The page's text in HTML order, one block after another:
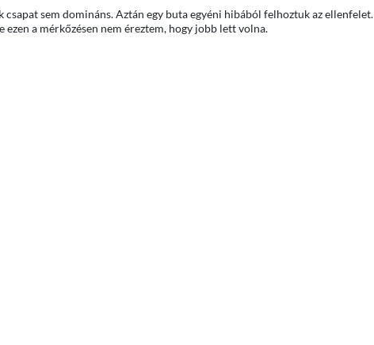
sem domináns. Aztán egy buta egyéni hibából felhoztuk az ellenfelet.
a mérkőzésen nem éreztem, hogy jobb lett volna.